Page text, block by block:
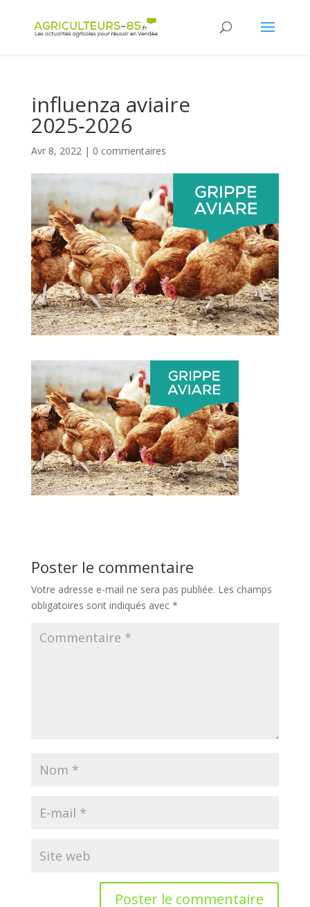
influenza aviaire
2025‑2026
Avr 8, 2022| 0 commentaires
Poster le commentaire
Votre adresse e-mail ne sera pas publiée. Les champs
obligatoires sont indiqués avec *